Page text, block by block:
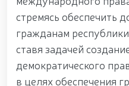
Бухарской областях
меры по созданию
обеспечению
порядка. //
государственной
в центре
полковник Б.
стремясь обеспечить
гражданам
ставя задачей
демократического
в целях обеспечения